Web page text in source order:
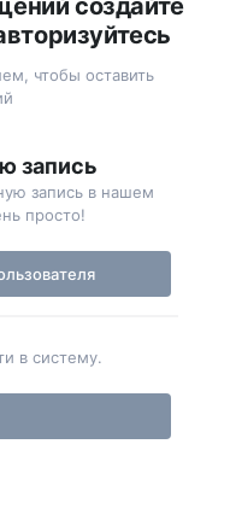
создайте
чтобы оставить
запись
запись в нашем
просто!
в систему.